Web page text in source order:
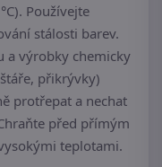
Používejte
stálosti barev.
a výrobky chemicky
přikrývky)
protřepat a nechat
před přímým
teplotami.